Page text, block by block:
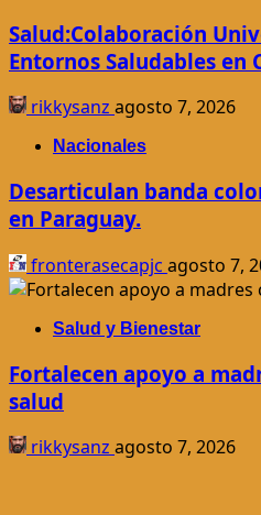
Salud:Colaboración
Entornos Saludables en
rikkysanz agosto 7, 2026
Nacionales
Desarticulan banda
en Paraguay.
fronterasecapjc agosto 7,
Salud y Bienestar
Fortalecen apoyo a
salud
rikkysanz agosto 7, 2026